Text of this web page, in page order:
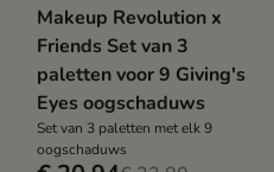
Makeup Revolution x
Friends Set van 3
paletten voor 9 Giving's
Eyes oogschaduws
Set van 3 paletten met elk 9
oogschaduws